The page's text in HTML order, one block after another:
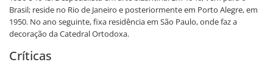
Brasil; reside no Rio de Janeiro e posteriormente em Porto Alegre, em
1950. No ano seguinte, fixa residência em São Paulo, onde faz a
decoração da Catedral Ortodoxa.
Críticas